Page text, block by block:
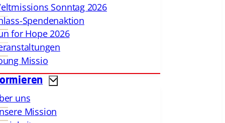
Sonntag 2026
Spendenaktion
for Hope 2026
Missio
uns
Mission